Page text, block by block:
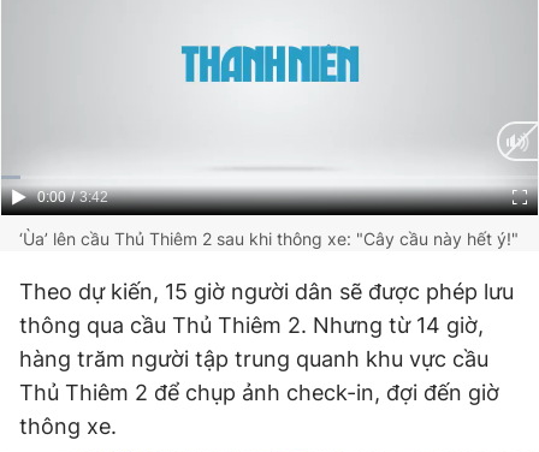
Đặt báo Quảng cáo RSS Tòa soạn Chính sách bảo
Tổng biên tập: Nguyễn Ngọc Toàn
Phó tổng biên tập: Lâm Hiếu Dũng
Phó tổng biên tập: Trần Việt Hưng
Tổng thư ký tòa soạn: Đức Trung
Giấy phép xuất bản số 110/GP - BTTTT cấp ngày 24.3.2020
© 2003-2026 Bản quyền thuộc về Báo Thanh Niên. Cấm sao
chép dưới mọi hình thức nếu không có sự chấp thuận bằng văn
bản. Phát triển bởi ePi Technologies, JSC.
Current
Time
0:00 / Duration
3:42
‘Ùa’ lên cầu Thủ Thiêm 2 sau khi thông xe: "Cây cầu này hết ý!"
Theo dự kiến, 15 giờ người dân sẽ được phép lưu
thông qua cầu Thủ Thiêm 2. Nhưng từ 14 giờ,
hàng trăm người tập trung quanh khu vực cầu
Thủ Thiêm 2 để chụp ảnh check-in, đợi đến giờ
thông xe.